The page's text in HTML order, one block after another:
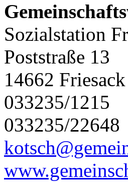
Sozialstation
Poststraße 13
14662 Friesack
033235/1215
033235/22648